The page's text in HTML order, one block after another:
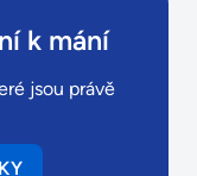
k mání
jsou právě